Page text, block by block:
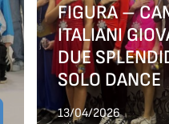
FIGURA –
ITALIANI
DUE
SOLO DANCE
13/04/2026